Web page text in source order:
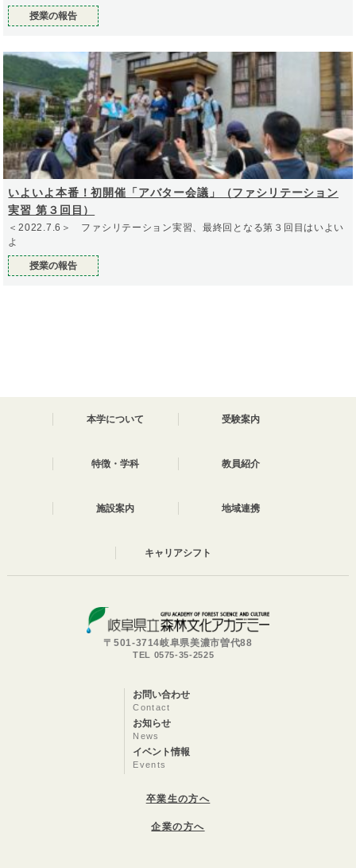
授業の報告
いよいよ本番！初開催「アバター会議」（ファシリテーション
実習 第３回目）
＜2022.7.6＞ ファシリテーション実習、最終回となる第３回目はいよい
よ
授業の報告
本学について 受験案内
特徴・学科 教員紹介
施設案内 地域連携
キャリアシフト
〒501-3714岐阜県美濃市曽代88
TEL 0575-35-2525
お問い合わせ
Contact
お知らせ
News
イベント情報
Events
卒業生の方へ
企業の方へ